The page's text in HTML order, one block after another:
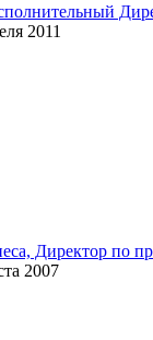
2011
Директор по
2007